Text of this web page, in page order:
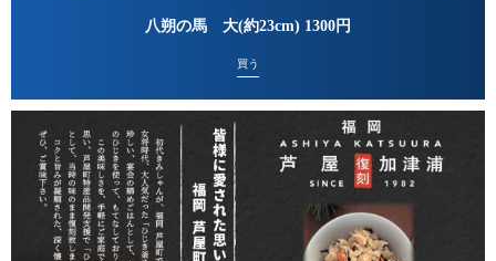
八朔の馬 大(約23cm) 1300円
買う